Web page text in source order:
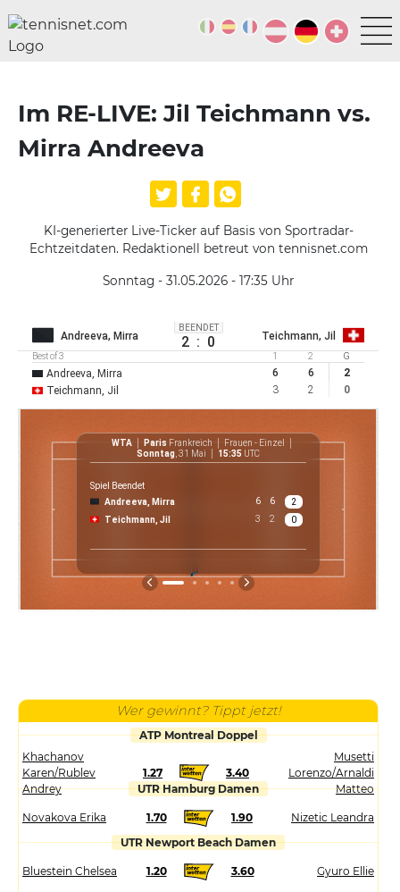
Im RE-LIVE: Jil Teichmann vs.
Mirra Andreeva
KI-generierter Live-Ticker auf Basis von Sportradar-
Echtzeitdaten. Redaktionell betreut von tennisnet.com
Sonntag - 31.05.2026 - 17:35 Uhr
Andreeva, Mirra
BEENDET
2 : 0 Teichmann, Jil
Best of 3 1 2 G
Andreeva, Mirra 6 6
2
Teichmann, Jil
3 2 0
WTA Paris Frankreich
Frauen - Einzel
Sonntag , 31 Mai 15:35 UTC
Spiel Beendet
Andreeva, Mirra
6 6
2
Teichmann, Jil
3 2 0
Wer gewinnt? Tippt jetzt!
ATP Montreal Doppel
Khachanov
Karen/Rublev
Andrey
1.27 3.40
Musetti
Lorenzo/Arnaldi
Matteo
UTR Hamburg Damen
Novakova Erika 1.70 1.90
Nizetic Leandra
UTR Newport Beach Damen
Bluestein Chelsea 1.20 3.60 Gyuro Ellie